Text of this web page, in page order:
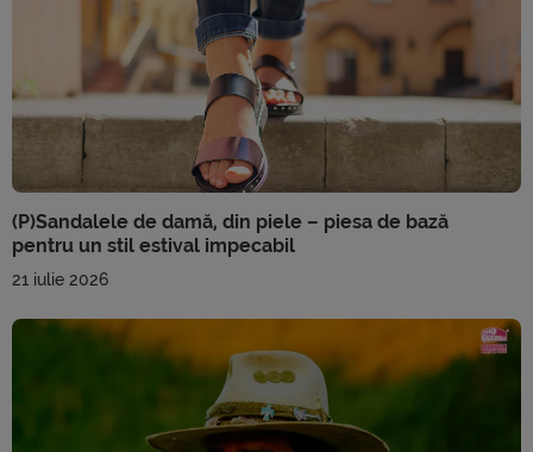
(P)Sandalele de damă, din piele – piesa de bază
pentru un stil estival impecabil
21 iulie 2026